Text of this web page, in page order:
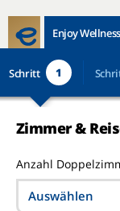
Enjoy
Schritt 1
Zimmer &
Anzahl
Auswählen